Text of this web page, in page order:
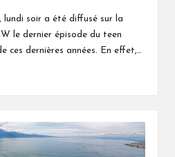
lundi soir a été diffusé sur la
le dernier épisode du teen
ces dernières années. En effet,…